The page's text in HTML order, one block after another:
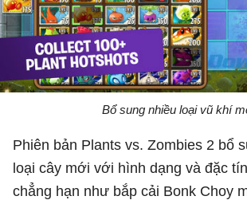
Bổ sung nhiều loại vũ khí
Phiên bản Plants vs. Zombies 2 bổ
loại cây mới với hình dạng và đặc
chẳng hạn như bắp cải Bonk Choy